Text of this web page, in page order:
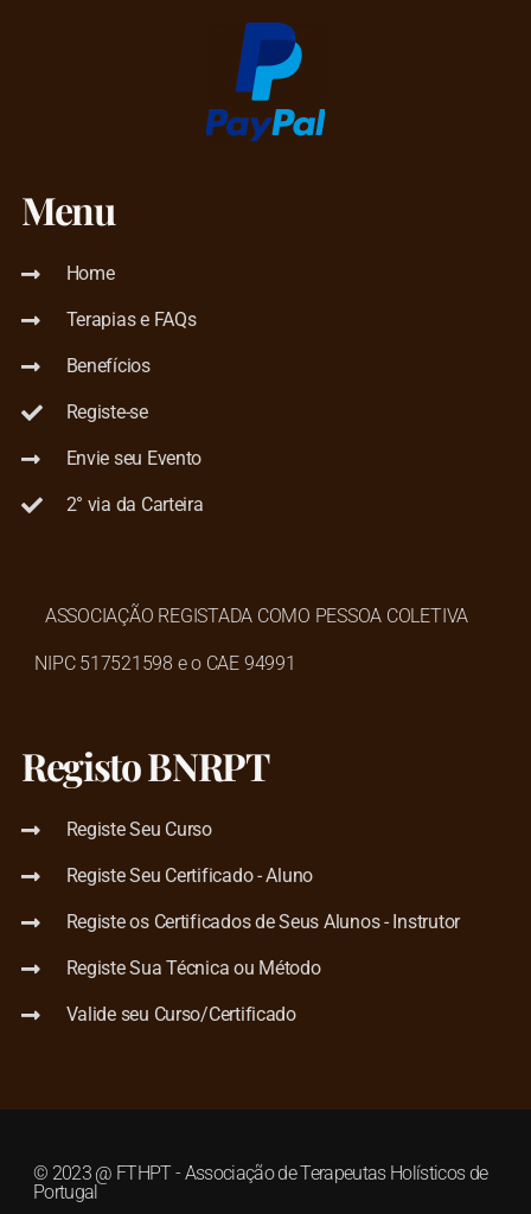
Menu
Home
Terapias e FAQs
Benefícios
Registe-se
Envie seu Evento
2° via da Carteira
ASSOCIAÇÃO REGISTADA COMO PESSOA COLETIVA
NIPC 517521598 e o CAE 94991
Registo BNRPT
Registe Seu Curso
Registe Seu Certificado - Aluno
Registe os Certificados de Seus Alunos - Instrutor
Registe Sua Técnica ou Método
Valide seu Curso/Certificado
© 2023 @ FTHPT - Associação de Terapeutas Holísticos de
Portugal